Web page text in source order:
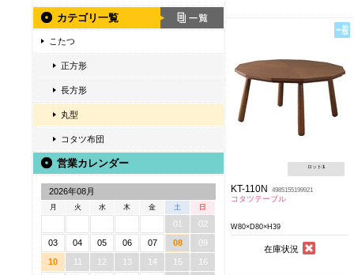
カテゴリ一覧
こたつ
正方形
長方形
丸型
コタツ布団
営業カレンダー
2026年08月
月 火 水 木 金 土 日
01
02
03
04 05 06 07 08
09
10
11 12 13 14 15
16
ロット:1
KT-110N 4985155199921
コタツテーブル
W80×D80×H39
在庫状況